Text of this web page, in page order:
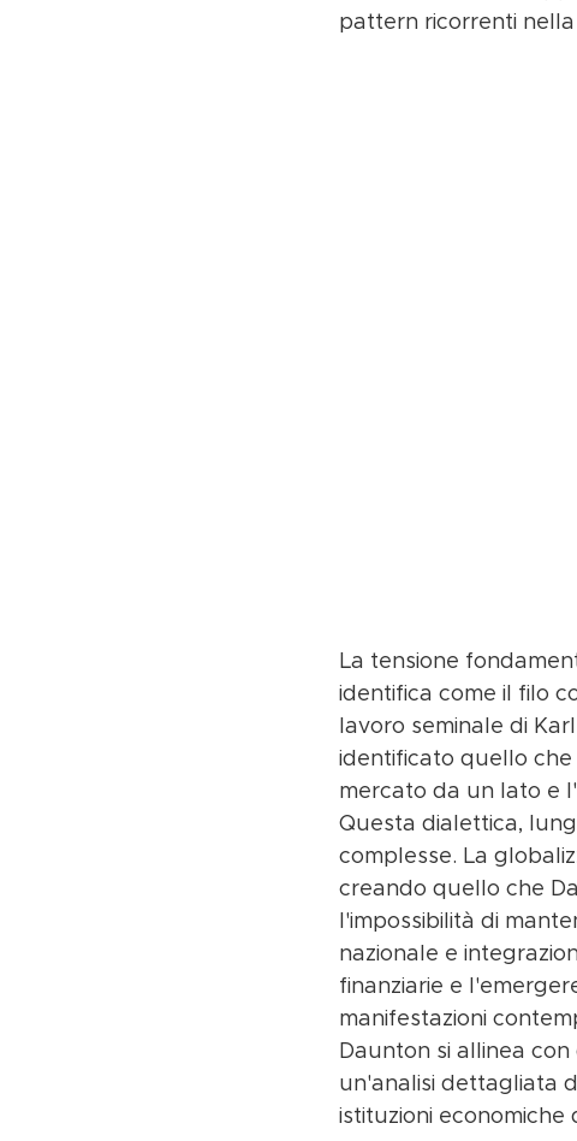
pattern ricorrenti
La tensione
identifica come il filo
lavoro seminale di
identificato quello che
mercato da un lato e
Questa dialettica,
complesse. La
creando quello che
l'impossibilità di
nazionale e
finanziarie e
manifestazioni
Daunton si allinea
un'analisi dettagliata
istituzioni economiche